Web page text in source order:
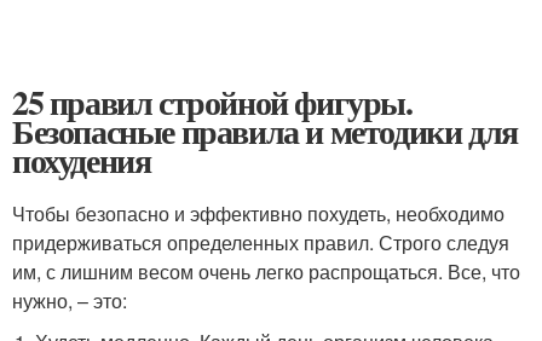
25 правил стройной фигуры.
Безопасные правила и методики для
похудения
Чтобы безопасно и эффективно похудеть, необходимо
придерживаться определенных правил. Строго следуя
им, с лишним весом очень легко распрощаться. Все, что
нужно, – это: